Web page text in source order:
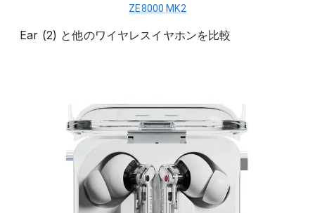
ZE8000 MK2
Ear (2) と他のワイヤレスイヤホンを比較